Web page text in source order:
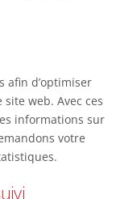
afin d’optimiser
web. Avec ces
informations sur
votre